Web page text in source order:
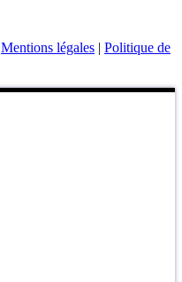
Mentions légales | Politique de